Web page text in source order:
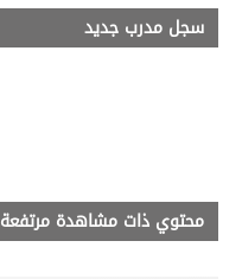
سجل مدرب جديد
محتوي ذات مشاهدة مرتفعة